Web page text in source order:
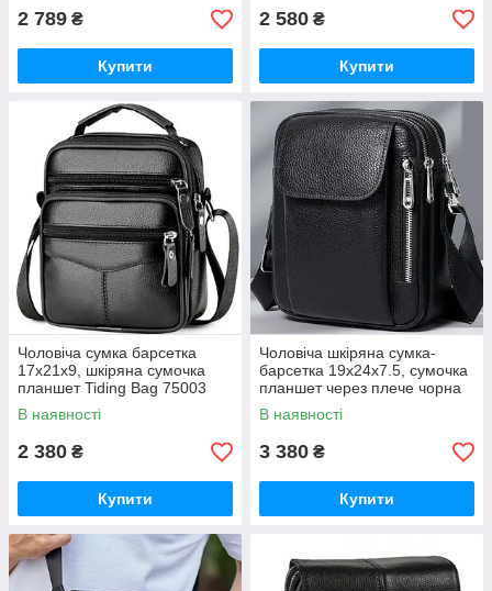
2 789 ₴
Купити
2 580 ₴
Купити
Чоловіча сумка барсетка
17x21x9, шкіряна сумочка
планшет Tiding Bag 75003
чорна
В наявності
2 380 ₴
Купити
Чоловіча шкіряна сумка-
барсетка 19х24х7.5, сумочка
планшет через плече чорна
Bexhill BX-09164
В наявності
3 380 ₴
Купити